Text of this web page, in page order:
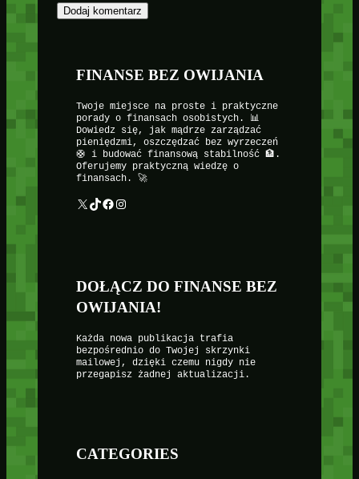
FINANSE BEZ OWIJANIA
Twoje miejsce na proste i praktyczne
porady o finansach osobistych. 📊
Dowiedz się, jak mądrze zarządzać
pieniędzmi, oszczędzać bez wyrzeczeń
🛟 i budować finansową stabilność 🏦.
Oferujemy praktyczną wiedzę o
finansach. 🚀
X TikTok Facebook Instagram
DOŁĄCZ DO FINANSE BEZ
OWIJANIA!
Każda nowa publikacja trafia
bezpośrednio do Twojej skrzynki
mailowej, dzięki czemu nigdy nie
przegapisz żadnej aktualizacji.
CATEGORIES